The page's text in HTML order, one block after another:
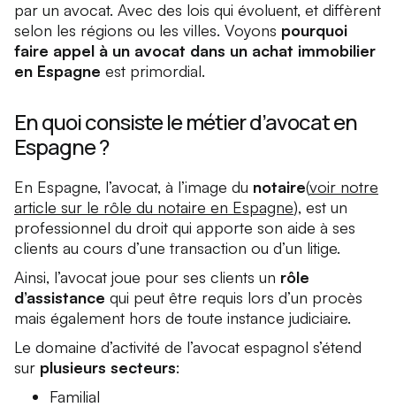
par un avocat. Avec des lois qui évoluent, et diffèrent
selon les régions ou les villes. Voyons pourquoi
faire appel à un avocat dans un achat immobilier
en Espagne est primordial.
En quoi consiste le métier d’avocat en
Espagne ?
En Espagne, l’avocat, à l’image du notaire(voir notre
article sur le rôle du notaire en Espagne), est un
professionnel du droit qui apporte son aide à ses
clients au cours d’une transaction ou d’un litige.
Ainsi, l’avocat joue pour ses clients un rôle
d’assistance qui peut être requis lors d’un procès
mais également hors de toute instance judiciaire.
Le domaine d’activité de l’avocat espagnol s’étend
sur plusieurs secteurs:
Familial